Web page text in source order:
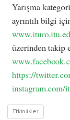
Yarışma
ayrıntılı bilgi
üzerinden takip
https://
instagram.com/
Etkinlikler